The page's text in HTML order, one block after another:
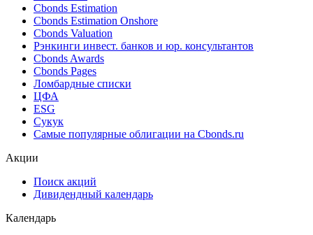
Cbonds Estimation
Cbonds Estimation Onshore
Cbonds Valuation
Рэнкинги инвест. банков и юр. консультантов
Cbonds Awards
Cbonds Pages
Ломбардные списки
ЦФА
ESG
Сукук
Самые популярные облигации на Cbonds.ru
Акции
Поиск акций
Дивидендный календарь
Календарь